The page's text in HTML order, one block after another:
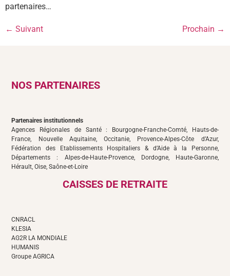
partenaires…
← Suivant Prochain →
NOS PARTENAIRES
Partenaires institutionnels
Agences Régionales de Santé : Bourgogne-Franche-Comté, Hauts-de-
France, Nouvelle Aquitaine, Occitanie, Provence-Alpes-Côte d’Azur,
Fédération des Etablissements Hospitaliers & d’Aide à la Personne,
Départements : Alpes-de-Haute-Provence, Dordogne, Haute-Garonne,
Hérault, Oise, Saône-et-Loire
CAISSES DE RETRAITE
CNRACL
KLESIA
AG2R LA MONDIALE
HUMANIS
Groupe AGRICA